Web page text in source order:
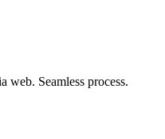
web. Seamless process.